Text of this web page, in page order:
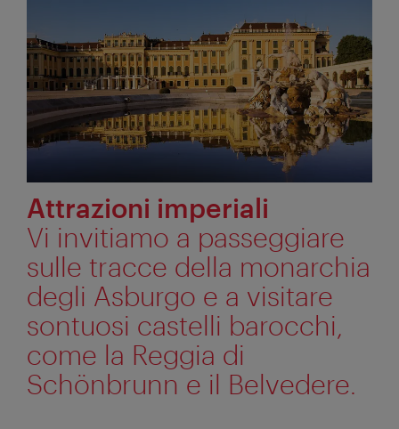
Attrazioni imperiali
Vi invitiamo a passeggiare
sulle tracce della monarchia
degli Asburgo e a visitare
sontuosi castelli barocchi,
come la Reggia di
Schönbrunn e il Belvedere.